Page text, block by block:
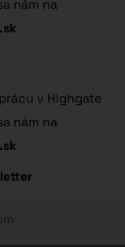
nám na
v Highgate
nám na